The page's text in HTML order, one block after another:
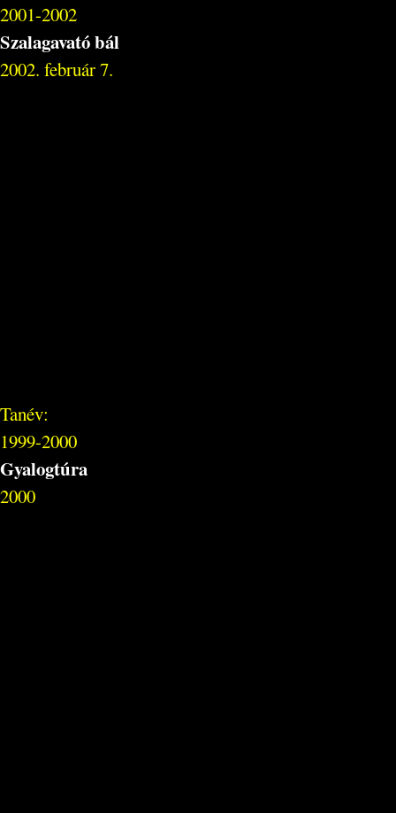
2001-2002
Szalagavató bál
2002. február 7.
Tanév:
1999-2000
Gyalogtúra
2000